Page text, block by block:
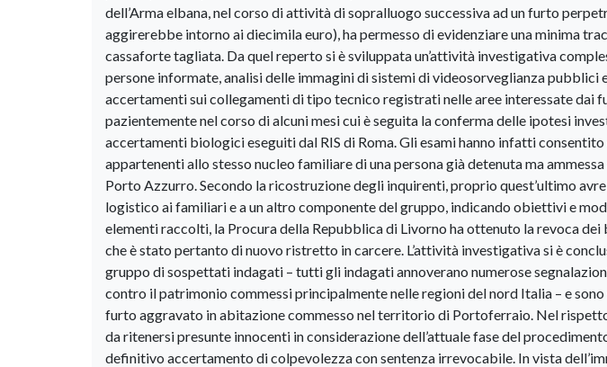
dell’Arma elbana, nel corso di attività di sopralluogo successiva ad un furto
aggirerebbe intorno ai diecimila euro), ha permesso di evidenziare una minima
cassaforte tagliata. Da quel reperto si è sviluppata un’attività investigativa
persone informate, analisi delle immagini di sistemi di videosorveglianza
accertamenti sui collegamenti di tipo tecnico registrati nelle aree interessate dai
pazientemente nel corso di alcuni mesi cui è seguita la conferma delle ipotesi
accertamenti biologici eseguiti dal RIS di Roma. Gli esami hanno infatti
appartenenti allo stesso nucleo familiare di una persona già detenuta ma
Porto Azzurro. Secondo la ricostruzione degli inquirenti, proprio quest’ultimo
logistico ai familiari e a un altro componente del gruppo, indicando obiettivi e
elementi raccolti, la Procura della Repubblica di Livorno ha ottenuto la revoca dei
che è stato pertanto di nuovo ristretto in carcere. L’attività investigativa si è
gruppo di sospettati indagati – tutti gli indagati annoverano numerose
contro il patrimonio commessi principalmente nelle regioni del nord Italia – e
furto aggravato in abitazione commesso nel territorio di Portoferraio. Nel
da ritenersi presunte innocenti in considerazione dell’attuale fase del
definitivo accertamento di colpevolezza con sentenza irrevocabile. In vista